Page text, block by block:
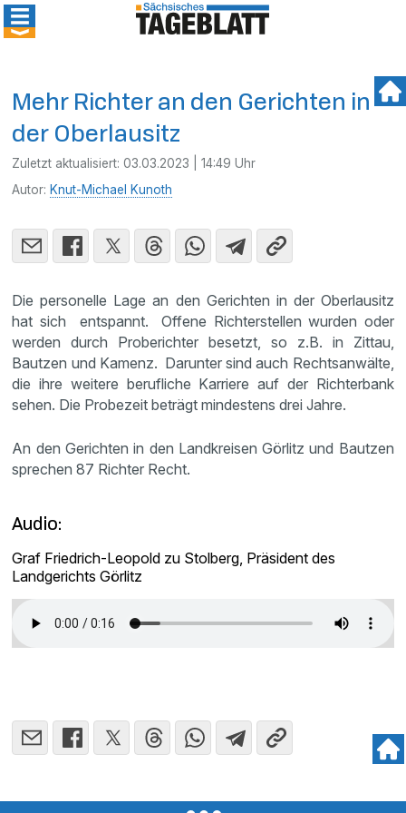
Mehr Richter an den Gerichten in
der Oberlausitz
Zuletzt aktualisiert:03.03.2023 | 14:49 Uhr
Autor: Knut-Michael Kunoth
Die personelle Lage an den Gerichten in der Oberlausitz
hat sich entspannt. Offene Richterstellen wurden oder
werden durch Proberichter besetzt, so z.B. in Zittau,
Bautzen und Kamenz. Darunter sind auch Rechtsanwälte,
die ihre weitere berufliche Karriere auf der Richterbank
sehen. Die Probezeit beträgt mindestens drei Jahre.
An den Gerichten in den Landkreisen Görlitz und Bautzen
sprechen 87 Richter Recht.
Audio:
Graf Friedrich-Leopold zu Stolberg, Präsident des
Landgerichts Görlitz